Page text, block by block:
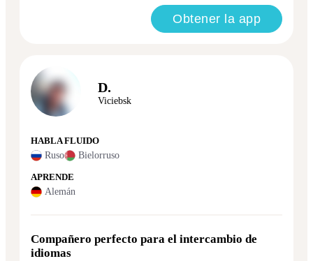
Obtener la app
D.
Viciebsk
HABLA FLUIDO
Ruso Bielorruso
APRENDE
Alemán
Compañero perfecto para el intercambio de
idiomas